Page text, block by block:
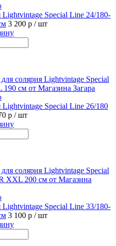
Special Line 24/180-
3 200 р / шт
Special Line 26/180
р / шт
Special Line 33/180-
3 100 р / шт